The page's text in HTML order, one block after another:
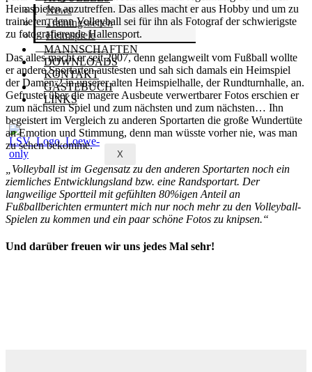
News
Trainingszeiten
Heimspiele
MANNSCHAFTEN
DOWNLOADS
KONTAKT
GÄSTEBUCH
LINKS
X
Heimspielen anzutreffen. Das alles macht er aus Hobby und um zu
trainieren, denn Volleyball sei für ihn als Fotograf der schwierigste
zu fotografierende Hallensport.
Das alles macht er seit 2007, denn gelangweilt vom Fußball wollte
er andere Sportarten austesten und sah sich damals ein Heimspiel
der Damen 2 in unserer alten Heimspielhalle, der Rundturnhalle, an.
Gefrustet über die magere Ausbeute verwertbarer Fotos erschien er
zum nächsten Spiel und zum nächsten und zum nächsten… Ihn
begeistert im Vergleich zu anderen Sportarten die große Wundertüte
an Emotion und Stimmung, denn man wüsste vorher nie, was man
zu sehen bekomme.
„Volleyball ist im Gegensatz zu den anderen Sportarten noch ein
ziemliches Entwicklungsland bzw. eine Randsportart. Der
langweilige Sportteil mit gefühlten 80%igen Anteil an
Fußballberichten ermuntert mich nur noch mehr zu den Volleyball-
Spielen zu kommen und ein paar schöne Fotos zu knipsen.“
Und darüber freuen wir uns jedes Mal sehr!